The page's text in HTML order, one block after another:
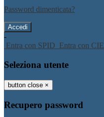
Password dimenticata?
-
Entra con SPID Entra con CIE
Seleziona utente
button close ×
Recupero password